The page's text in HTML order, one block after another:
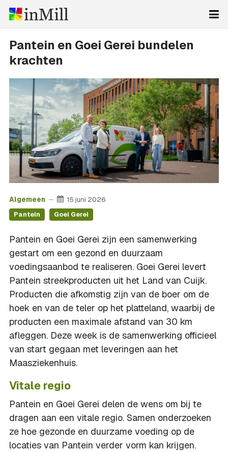
Pantein en Goei Gerei bundelen
krachten
Algemeen 15 juni 2026
Pantein Goei Gerei
Pantein en Goei Gerei zijn een samenwerking
gestart om een gezond en duurzaam
voedingsaanbod te realiseren. Goei Gerei levert
Pantein streekproducten uit het Land van Cuijk.
Producten die afkomstig zijn van de boer om de
hoek en van de teler op het platteland, waarbij de
producten een maximale afstand van 30 km
afleggen. Deze week is de samenwerking officieel
van start gegaan met leveringen aan het
Maasziekenhuis.
Vitale regio
Pantein en Goei Gerei delen de wens om bij te
dragen aan een vitale regio. Samen onderzoeken
ze hoe gezonde en duurzame voeding op de
locaties van Pantein verder vorm kan krijgen.